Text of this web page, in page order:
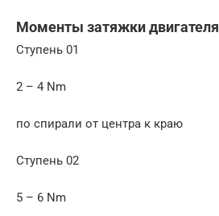
Моменты затяжки двигателя
Ступень 01
2 – 4 Nm
по спирали от центра к краю
Ступень 02
5 – 6 Nm